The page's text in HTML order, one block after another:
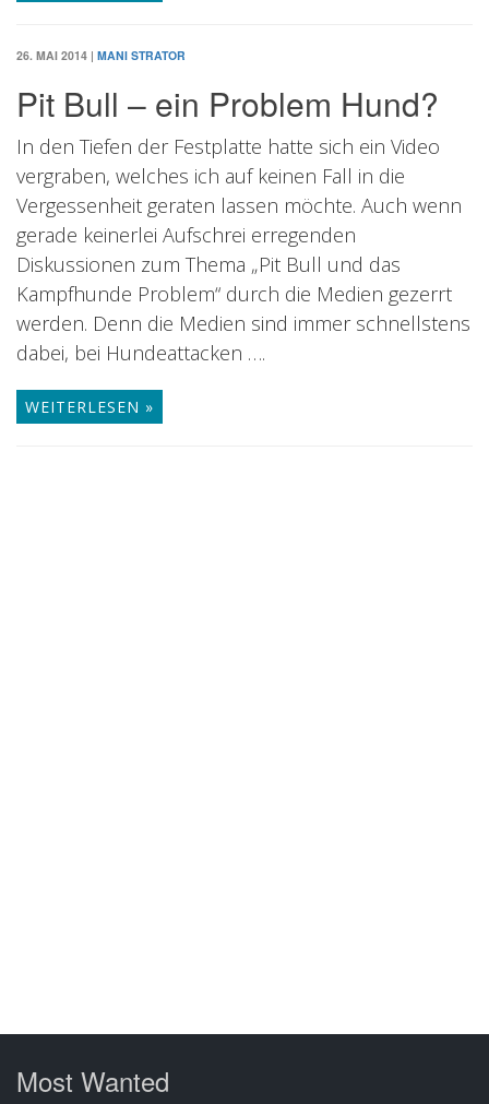
26. MAI 2014 | MANI STRATOR
Pit Bull – ein Problem Hund?
In den Tiefen der Festplatte hatte sich ein Video
vergraben, welches ich auf keinen Fall in die
Vergessenheit geraten lassen möchte. Auch wenn
gerade keinerlei Aufschrei erregenden
Diskussionen zum Thema „Pit Bull und das
Kampfhunde Problem“ durch die Medien gezerrt
werden. Denn die Medien sind immer schnellstens
dabei, bei Hundeattacken ….
WEITERLESEN »
Most Wanted